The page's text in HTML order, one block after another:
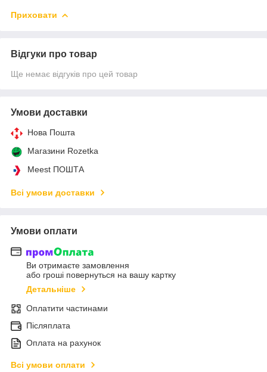
Приховати
Відгуки про товар
Ще немає відгуків про цей товар
Умови доставки
Нова Пошта
Магазини Rozetka
Meest ПОШТА
Всі умови доставки
Умови оплати
Ви отримаєте замовлення
або гроші повернуться на вашу картку
Детальніше
Оплатити частинами
Післяплата
Оплата на рахунок
Всі умови оплати